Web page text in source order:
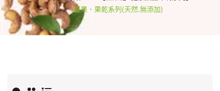
堅果、果乾系列(天然.無添加)